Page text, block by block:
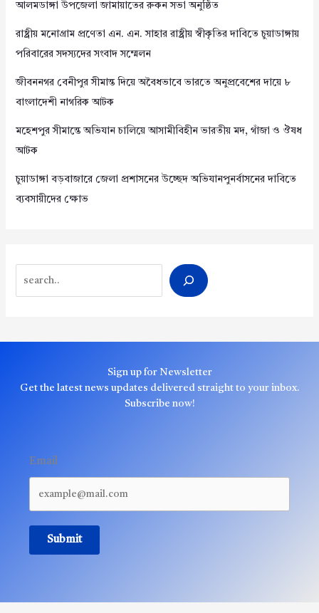
আলমডাঙ্গা উপজেলা জামায়াতের রুকন সভা অনুষ্ঠিত
রাষ্ট্রীয় মনোগ্রাম প্রণেতা এন. এন. সাহার রাষ্ট্রীয় স্বীকৃতির দাবিতে চুয়াডাঙ্গায়
পরিবারের সদস্যদের সংবাদ সম্মেলন
জীবননগর বেনীপুর সীমান্ত দিয়ে অবৈধভাবে ভারতে অনুপ্রবেশের দায়ে ৮
বাংলাদেশী নাগরিক আটক
মহেশপুর সীমান্তে অভিযান চালিয়ে আসামীবিহীন ভারতীয় মদ, গাঁজা ও ঔষধ
আটক
চুয়াডাঙ্গা বড়বাজারে জেলা প্রশাসনের উচ্ছেদ অভিযানপুনর্বাসনের দাবিতে
ব্যবসায়ীদের ক্ষোভ
Sign up for Newsletter
Get the latest news updates delivered straight to your inbox.
Subscribe now!
Email
Submit